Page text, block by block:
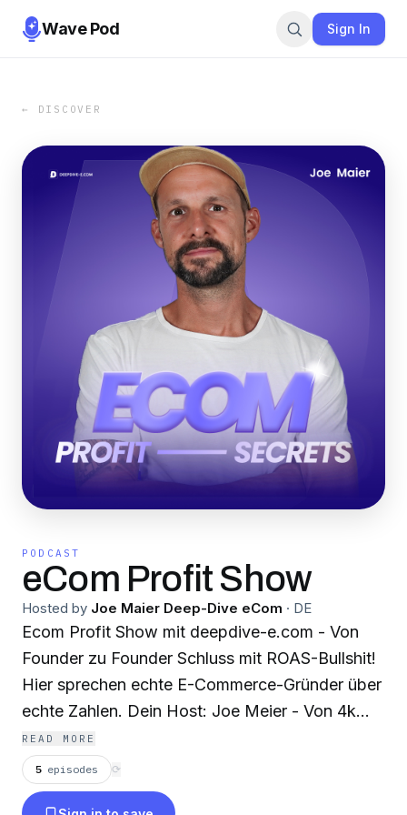
Wave Pod Sign In
← DISCOVER
PODCAST
eCom Profit Show
Hosted by Joe Maier Deep-Dive eCom · DE
Ecom Profit Show mit deepdive-e.com - Von
Founder zu Founder Schluss mit ROAS-Bullshit!
Hier sprechen echte E-Commerce-Gründer über
echte Zahlen. Dein Host: Joe Meier - Von 4k
Startkapital zu 7-stelligem Exit. Über 20
Millionen Euro Umsatz mit eigenen Brands.
Heute Growth-Partner für E-Commerce-
READ MORE
5 episodes ⟳